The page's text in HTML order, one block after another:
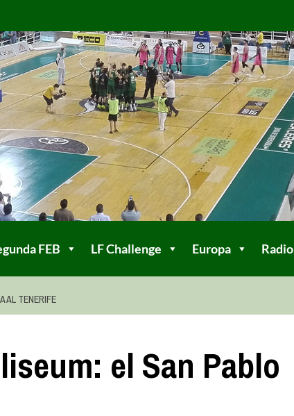
FEB LF Challenge Europa Radio
AL TENERIFE
el San Pablo